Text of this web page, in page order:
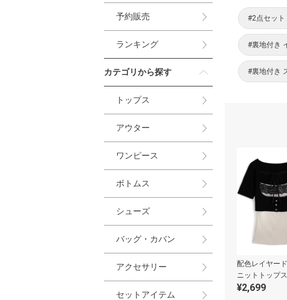
予約販売
ランキング
カテゴリから探す
トップス
アウター
ワンピース
ボトムス
シューズ
バッグ・カバン
アクセサリー
セットアイテム
#2点セット
#裏地付き
#裏地付き
配色レイヤー
ニットトップス
¥2,699